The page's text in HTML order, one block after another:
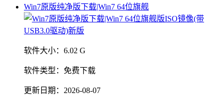
Win7原版纯净版下载|Win7 64位旗舰
软件大小： 6.02 G
软件类型： 免费下载
更新日期： 2026-08-07